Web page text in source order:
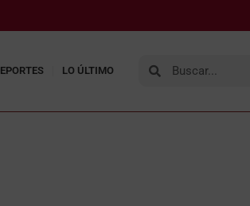
LO ÚLTIMO